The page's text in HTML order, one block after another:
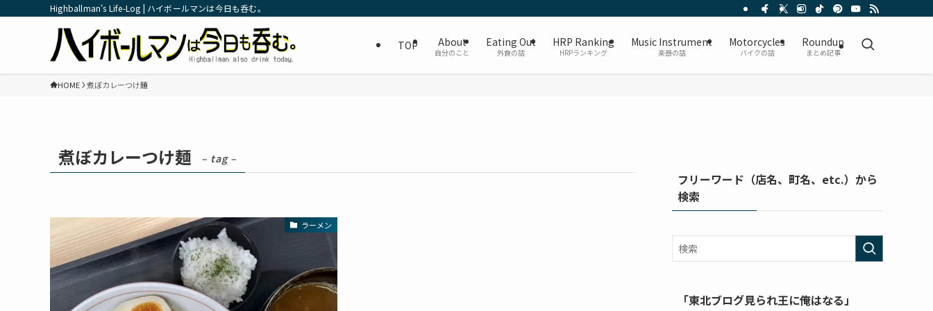
Highballman's Life-Log | ハイボールマンは今日も呑む。
TOP About
自分のこと
Eating Out
外食の話
HRP Ranking
HRPランキング
Music Instrument
楽器の話
Motorcycles
バイクの話
Roundup
まとめ記事
HOME 煮ぼカレーつけ麺
煮ぼカレーつけ麺 – tag –
ラーメン
フリーワード（店名、町名、etc.）から
検索
「東北ブログ見られ王に俺はなる」